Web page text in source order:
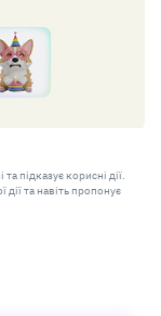
підказує корисні дії.
дії та навіть пропонує